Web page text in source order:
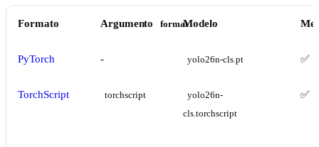
Formato Argumento formatModelo
PyTorch - yolo26n-cls.pt ✅
TorchScript torchscript
yolo26n-
cls.torchscript
✅